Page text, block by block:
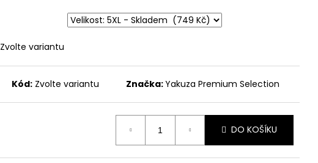
Zvolte variantu
Kód: Zvolte variantu Značka:Yakuza Premium Selection
DO KOŠÍKU